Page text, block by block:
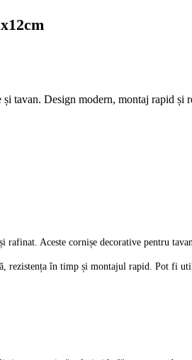
tavan. Design modern, montaj rapid și
Aceste cornișe decorative pentru
rezistența în timp și montajul rapid. Pot